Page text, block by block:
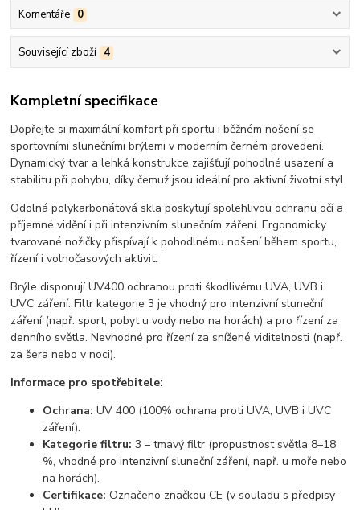
Komentáře 0
Související zboží 4
Kompletní specifikace
Dopřejte si maximální komfort při sportu i běžném nošení se
sportovními slunečními brýlemi v moderním černém provedení.
Dynamický tvar a lehká konstrukce zajišťují pohodlné usazení a
stabilitu při pohybu, díky čemuž jsou ideální pro aktivní životní styl.
Odolná polykarbonátová skla poskytují spolehlivou ochranu očí a
příjemné vidění i při intenzivním slunečním záření. Ergonomicky
tvarované nožičky přispívají k pohodlnému nošení během sportu,
řízení i volnočasových aktivit.
Brýle disponují UV400 ochranou proti škodlivému UVA, UVB i
UVC záření. Filtr kategorie 3 je vhodný pro intenzivní sluneční
záření (např. sport, pobyt u vody nebo na horách) a pro řízení za
denního světla. Nevhodné pro řízení za snížené viditelnosti (např.
za šera nebo v noci).
Informace pro spotřebitele:
Ochrana: UV 400 (100% ochrana proti UVA, UVB i UVC
záření).
Kategorie filtru: 3 – tmavý filtr (propustnost světla 8–18
%, vhodné pro intenzivní sluneční záření, např. u moře nebo
na horách).
Certifikace: Označeno značkou CE (v souladu s předpisy